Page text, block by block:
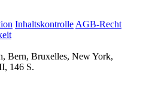
Inhaltskontrolle AGB-Recht
Bern, Bruxelles, New York,
146 S.